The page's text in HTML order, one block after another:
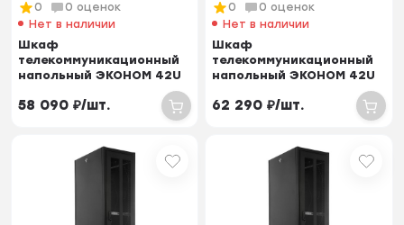
0
0 оценок
Нет в наличии
Шкаф
телекоммуникационный
напольный ЭКОНОМ 42U
стекло, двер...
58 090 ₽/шт.
0
0 оценок
Нет в наличии
Шкаф
телекоммуникационный
напольный ЭКОНОМ 42U
перфорирован...
62 290 ₽/шт.